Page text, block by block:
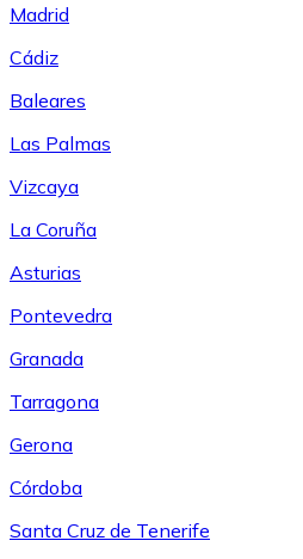
Madrid
Cádiz
Baleares
Las Palmas
Vizcaya
La Coruña
Asturias
Pontevedra
Granada
Tarragona
Gerona
Córdoba
Santa Cruz de Tenerife